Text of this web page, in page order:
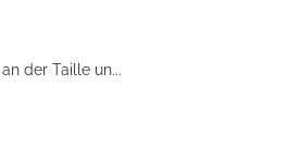
der Taille un...